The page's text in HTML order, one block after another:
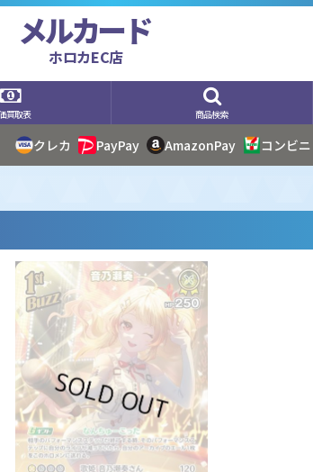
メルカード
ホロカEC店
買取表 商品検索
クレカ PayPay AmazonPay コンビニ